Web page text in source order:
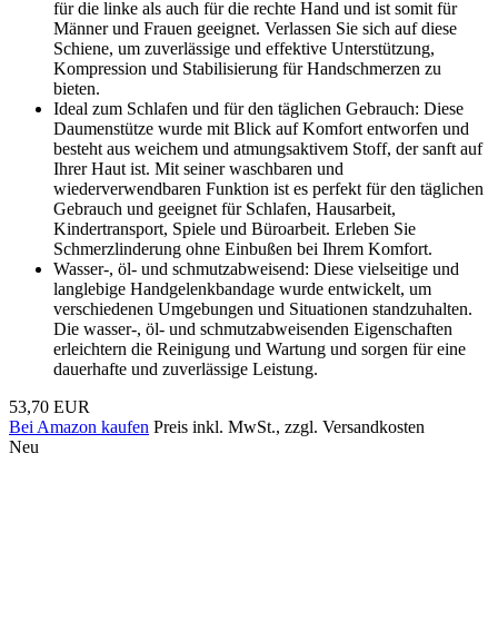
für die linke als auch für die rechte Hand und ist somit für
Männer und Frauen geeignet. Verlassen Sie sich auf diese
Schiene, um zuverlässige und effektive Unterstützung,
Kompression und Stabilisierung für Handschmerzen zu
bieten.
Ideal zum Schlafen und für den täglichen Gebrauch: Diese
Daumenstütze wurde mit Blick auf Komfort entworfen und
besteht aus weichem und atmungsaktivem Stoff, der sanft auf
Ihrer Haut ist. Mit seiner waschbaren und
wiederverwendbaren Funktion ist es perfekt für den täglichen
Gebrauch und geeignet für Schlafen, Hausarbeit,
Kindertransport, Spiele und Büroarbeit. Erleben Sie
Schmerzlinderung ohne Einbußen bei Ihrem Komfort.
Wasser-, öl- und schmutzabweisend: Diese vielseitige und
langlebige Handgelenkbandage wurde entwickelt, um
verschiedenen Umgebungen und Situationen standzuhalten.
Die wasser-, öl- und schmutzabweisenden Eigenschaften
erleichtern die Reinigung und Wartung und sorgen für eine
dauerhafte und zuverlässige Leistung.
53,70 EUR
Bei Amazon kaufen Preis inkl. MwSt., zzgl. Versandkosten
Neu